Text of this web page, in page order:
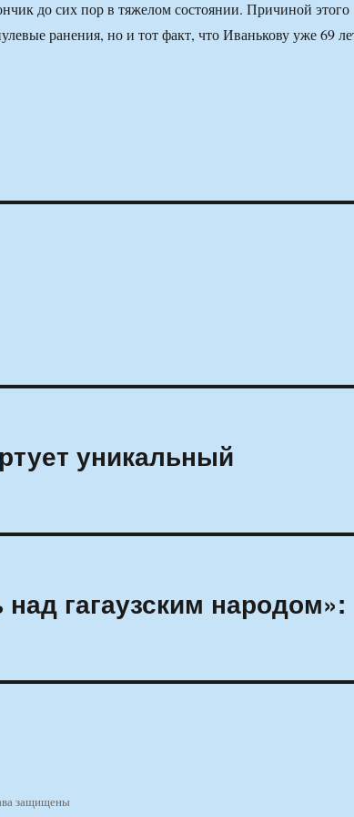
до сих пор в тяжелом состоянии. Причиной этого
ранения, но и тот факт, что Иванькову уже 69
уникальный
гагаузским народом»:
защищены